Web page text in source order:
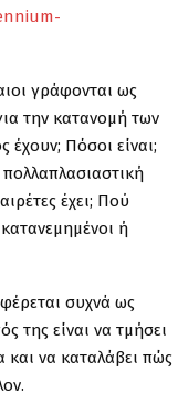
γράφονται ως
την κατανομή των
Πόσοι είναι;
έχει; Πού
κατανεμημένοι ή
συχνά ως
της είναι να τμήσει
και να καταλάβει πώς